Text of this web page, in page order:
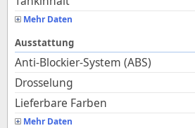
Mehr Daten
Ausstattung
Anti-Blockier-System (ABS)
Drosselung
Lieferbare Farben
Mehr Daten